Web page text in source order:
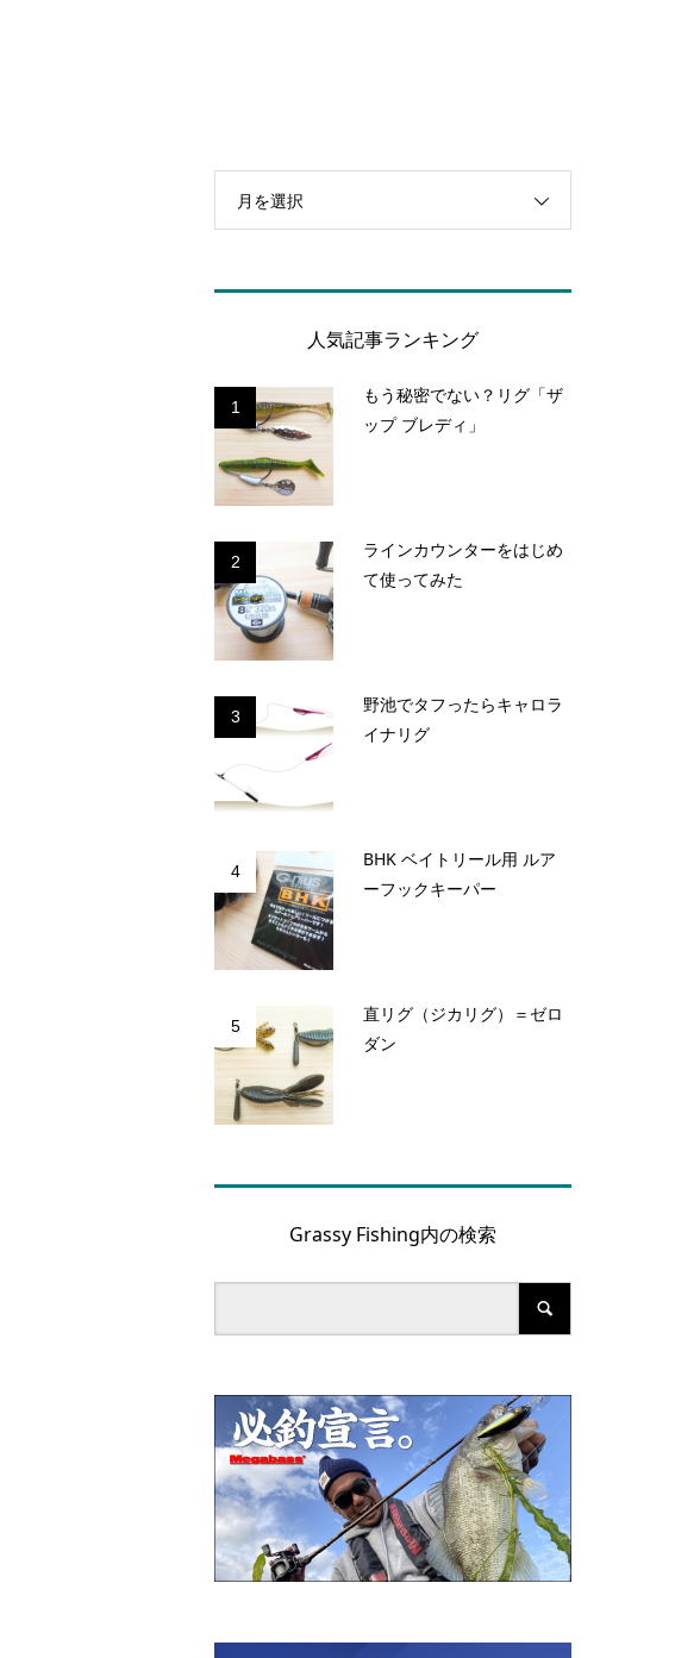
月を選択
人気記事ランキング
1
もう秘密でない？リグ「ザ
ップ ブレディ」
2
ラインカウンターをはじめ
て使ってみた
3
野池でタフったらキャロラ
イナリグ
4
BHK ベイトリール用 ルア
ーフックキーパー
5
直リグ（ジカリグ）＝ゼロ
ダン
Grassy Fishing内の検索